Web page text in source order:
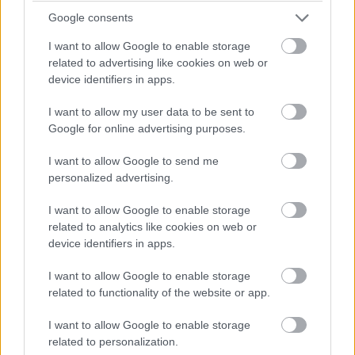
Google consents
I want to allow Google to enable storage
related to advertising like cookies on web or
device identifiers in apps.
I want to allow my user data to be sent to
Google for online advertising purposes.
I want to allow Google to send me
personalized advertising.
I want to allow Google to enable storage
related to analytics like cookies on web or
device identifiers in apps.
I want to allow Google to enable storage
related to functionality of the website or app.
I want to allow Google to enable storage
related to personalization.
Οι τρεις δεξαμενές κατασκευασμένες από χάλυβα υψηλής
χωρητικότητα 13,8 κιλά συμπιεσμένου φυσικού αερίου,
αλλά και ένα μικρό ρεζερβουάρ καυσίμου χωρητικότητας
εννέα (9) λίτρων. H κατανάλωση φτάνει στα 3,83 κιλά/100
χλμ. σύμφωνα με τις εργοστασιακές μετρήσεις, ένα
100 χλμ. με βάση την τωρινή τιμή του φυσικού αερίου
Οι χαμηλότερες εκπομπές CO2, που δεν ξεπερνούν τα 122
γρ./χλμ. τοποθετούν το Arona TGI ανάμεσα στα
αυτοκίνητα που απαλλάσσονται από τα τέλη κυκλοφορίας,
προσφέροντας έτσι ένα ακόμη οικονομικό όφελος για τον
ιδιοκτήτη τους.